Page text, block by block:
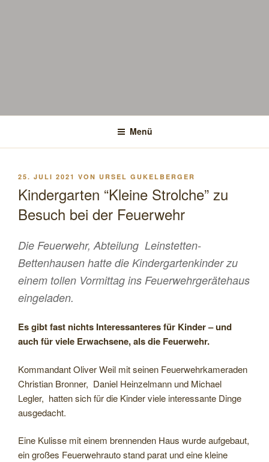
Menü
VERÖFFENTLICHT
25. JULI 2021 VON URSEL GUKELBERGER
Kindergarten “Kleine Strolche” zu
Besuch bei der Feuerwehr
Die Feuerwehr, Abteilung Leinstetten-
Bettenhausen hatte die Kindergartenkinder zu
einem tollen Vormittag ins Feuerwehrgerätehaus
eingeladen.
Es gibt fast nichts Interessanteres für Kinder – und
auch für viele Erwachsene, als die Feuerwehr.
Kommandant Oliver Weil mit seinen Feuerwehrkameraden
Christian Bronner, Daniel Heinzelmann und Michael
Legler, hatten sich für die Kinder viele interessante Dinge
ausgedacht.
Eine Kulisse mit einem brennenden Haus wurde aufgebaut,
ein großes Feuerwehrauto stand parat und eine kleine